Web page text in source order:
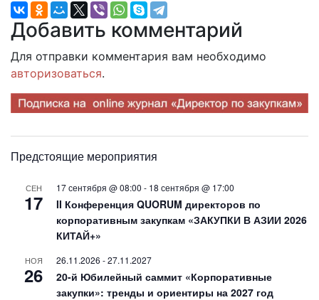
Добавить комментарий
Для отправки комментария вам необходимо
авторизоваться.
Предстоящие мероприятия
СЕН
17
17 сентября @ 08:00 - 18 сентября @ 17:00
II Конференция QUORUM директоров по
корпоративным закупкам «ЗАКУПКИ В АЗИИ 2026
КИТАЙ+»
НОЯ
26
26.11.2026 -27.11.2027
20-й Юбилейный саммит «Корпоративные
закупки»: тренды и ориентиры на 2027 год